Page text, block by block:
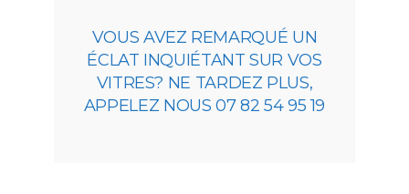
VOUS AVEZ REMARQUÉ UN
ÉCLAT INQUIÉTANT SUR VOS
VITRES? NE TARDEZ PLUS,
APPELEZ NOUS 07 82 54 95 19